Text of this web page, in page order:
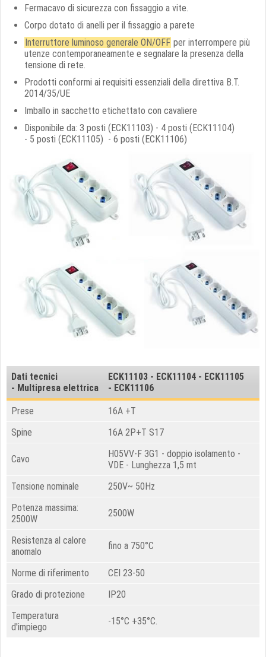
Fermacavo di sicurezza con fissaggio a vite.
Corpo dotato di anelli per il fissaggio a parete
Interruttore luminoso generale ON/OFF per interrompere più
utenze contemporaneamente e segnalare la presenza della
tensione di rete.
Prodotti conformi ai requisiti essenziali della direttiva B.T.
2014/35/UE
Imballo in sacchetto etichettato con cavaliere
Disponibile da: 3 posti (ECK11103) - 4 posti (ECK11104)
- 5 posti (ECK11105) - 6 posti (ECK11106)
Dati tecnici
- Multipresa elettrica
ECK11103 - ECK11104 - ECK11105
- ECK11106
Prese
16A +T
Spine
16A 2P+T S17
Cavo
H05VV-F 3G1 - doppio isolamento -
VDE - Lunghezza 1,5 mt
Tensione nominale
250V~ 50Hz
Potenza massima:
2500W
2500W
Resistenza al calore
anomalo
fino a 750°C
Norme di riferimento
CEI 23-50
Grado di protezione
IP20
Temperatura
d'impiego
-15°C +35°C.